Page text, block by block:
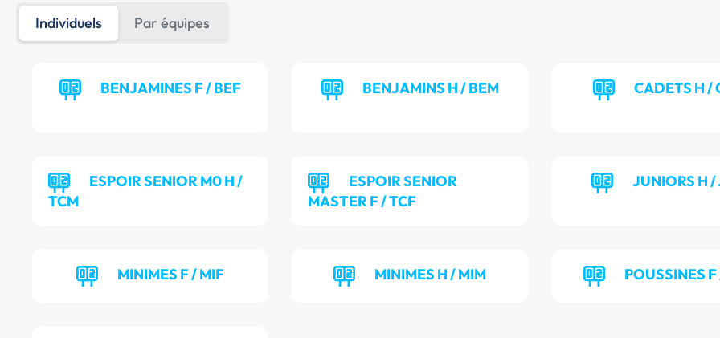
Individuels Par équipes
BENJAMINES F / BEF BENJAMINS H / BEM CADETS H /
ESPOIR SENIOR M0 H /
TCM
ESPOIR SENIOR
MASTER F / TCF
JUNIORS H /
MINIMES F / MIF MINIMES H / MIM POUSSINES